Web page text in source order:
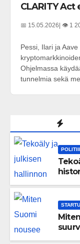
CLARITY
📅 15.05.2026| 👁️ 1
Pessi, Ilari ja
Ohjelmassa
tunnelmia sekä